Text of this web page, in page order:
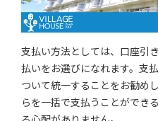
支払い方法としては、口座引
払いをお選びになれます。支
ついて統一することをお勧め
らを一括で支払うことができ